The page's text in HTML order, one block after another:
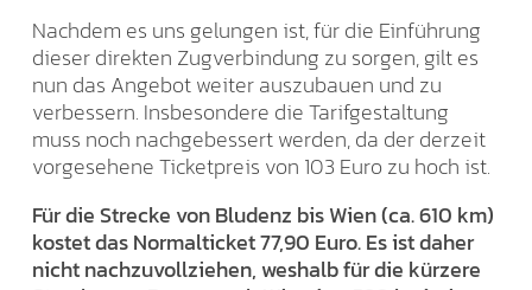
Nachdem es uns gelungen ist, für die Einführung
dieser direkten Zugverbindung zu sorgen, gilt es
nun das Angebot weiter auszubauen und zu
verbessern. Insbesondere die Tarifgestaltung
muss noch nachgebessert werden, da der derzeit
vorgesehene Ticketpreis von 103 Euro zu hoch ist.
Für die Strecke von Bludenz bis Wien (ca. 610 km)
kostet das Normalticket 77,90 Euro. Es ist daher
nicht nachzuvollziehen, weshalb für die kürzere